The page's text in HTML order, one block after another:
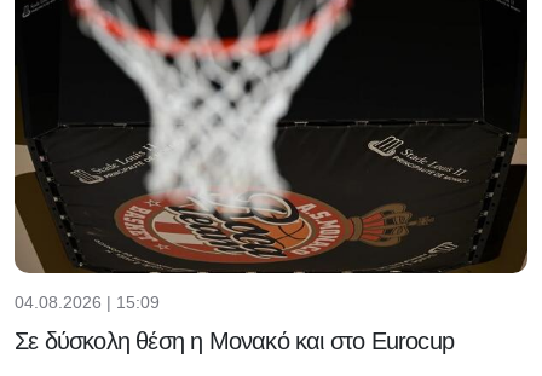
04.08.2026 | 15:09
Σε δύσκολη θέση η Μονακό και στο Eurocup